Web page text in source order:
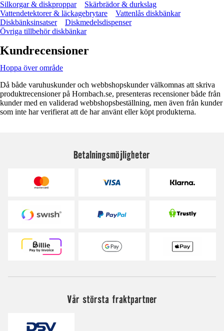
Silkorgar & diskproppar
Skärbrädor & durkslag
Vattendetektorer & läckagebrytare
Vattenlås diskbänkar
Diskbänksinsatser
Diskmedelsdispenser
Övriga tillbehör diskbänkar
Kundrecensioner
Hoppa över område
Då både varuhuskunder och webbshopskunder välkomnas att skriva
produktrecensioner på Hornbach.se, presenteras recensioner både från
kunder med en validerad webbshopsbeställning, men även från kunder
som inte har verifierat att de har använt eller köpt produkterna.
Betalningsmöjligheter
Vår största fraktpartner